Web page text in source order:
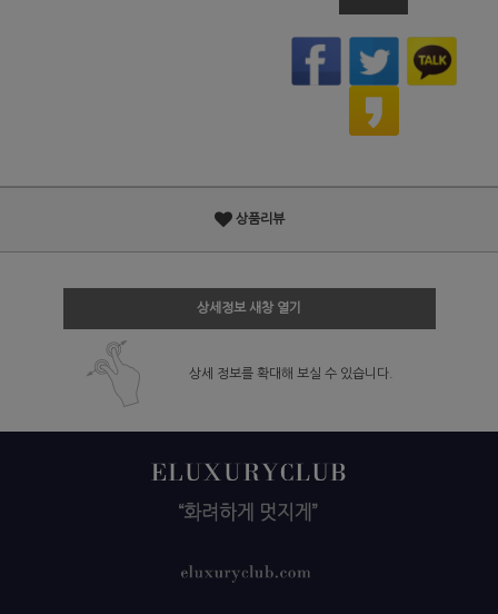
상품리뷰
상세정보 새창 열기
상세 정보를 확대해 보실 수 있습니다.